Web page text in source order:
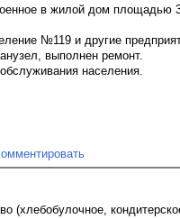
в жилой дом площадью
№119 и другие
выполнен ремонт.
населения.